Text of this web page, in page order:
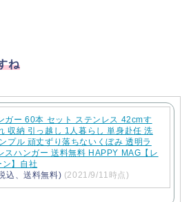
ね
ガー 60本 セット ステンレス 42cmす
収納 引っ越し 1人暮らし 単身赴任 洗
プル 頑丈ずり落ちないくぼみ 透明ラ
スハンガー 送料無料 HAPPY MAG【レ
ン】自社
込、送料無料) (2021/9/11時点)